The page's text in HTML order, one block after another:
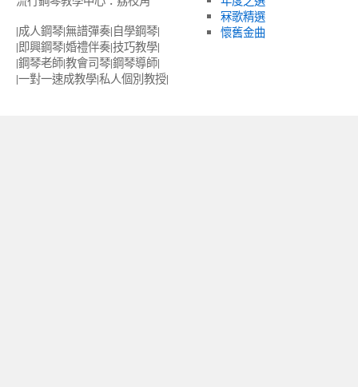
|成人鋼琴|無譜彈奏|自學鋼琴|
|即興鋼琴|婚禮伴奏|技巧教學|
|鋼琴老師|教會司琴|鋼琴導師|
|一對一速成教學|私人個別教授‎|
冧歌精選
懷舊金曲